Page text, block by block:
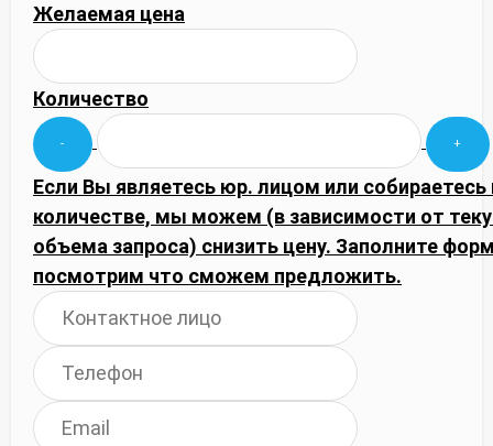
Желаемая цена
Количество
Если Вы являетесь юр. лицом или
количестве, мы можем (в зависимости от
объема запроса) снизить цену. Заполните
посмотрим что сможем предложить.